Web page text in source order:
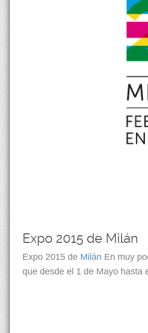
Expo 2015 de Milán
Expo 2015 de Milán En muy
que desde el 1 de Mayo hasta